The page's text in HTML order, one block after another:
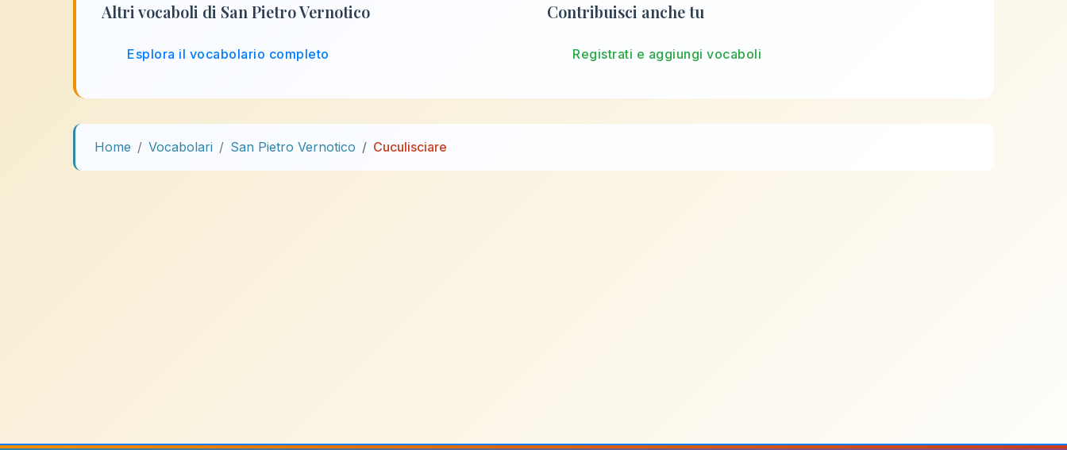
Altri vocaboli di San Pietro Vernotico
Esplora il vocabolario completo
Contribuisci anche tu
Registrati e aggiungi vocaboli
Home Vocabolari San Pietro Vernotico Cuculisciare